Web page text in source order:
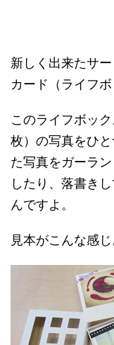
新しく出来たサ
カード（ライフ
このライフボッ
枚）の写真をひ
た写真をガーラ
したり、落書き
んですよ。
見本がこんな感じ